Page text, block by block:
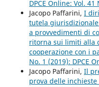
DPCE Online: Vol. 41
Jacopo Paffarini, I
tutela
a provvedimenti di
ritorna sui limiti alla
cooperazione con i
No. 1 (2019): DPCE
Jacopo Paffarini, Il
prova delle